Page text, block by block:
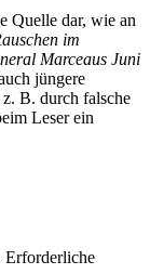
Quelle dar, wie an
im
Marceaus Juni
jüngere
B. durch falsche
Leser ein
Erforderliche